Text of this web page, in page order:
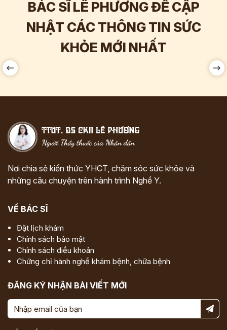
BÁC SĨ LÊ PHƯƠNG ĐỂ CẬP
NHẬT CÁC THÔNG TIN SỨC
KHỎE MỚI NHẤT
Nơi chia sẻ kiến thức YHCT, chăm sóc sức khỏe và
những câu chuyện trên hành trình Nghề Y.
VỀ BÁC SĨ
Đặt lịch khám
Chính sách bảo mật
Chính sách điều khoản
Chứng chỉ hành nghề khám bệnh, chữa bệnh
ĐĂNG KÝ NHẬN BÀI VIẾT MỚI